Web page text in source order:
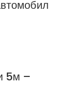
5м –